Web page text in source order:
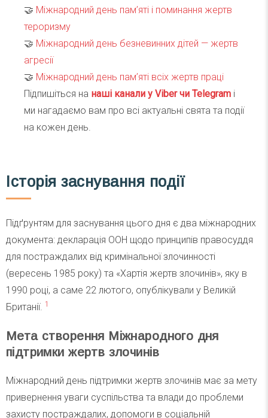
🤝 Міжнародний день пам’яті і поминання жертв
тероризму
🤝 Міжнародний день безневинних дітей — жертв
агресії
🤝 Міжнародний день пам’яті всіх жертв праці
Підпишіться на наші канали у Viber чи Telegram і
ми нагадаємо вам про всі актуальні свята та події
на кожен день.
Історія заснування події
Підґрунтям для заснування цього дня є два міжнародних
документа: декларація ООН щодо принципів правосуддя
для постраждалих від кримінальної злочинності
(вересень 1985 року) та «Хартія жертв злочинів», яку в
1990 році, а саме 22 лютого, опублікували у Великій
Британії. 1
Мета створення Міжнародного дня
підтримки жертв злочинів
Міжнародний день підтримки жертв злочинів має за мету
привернення уваги суспільства та влади до проблеми
захисту постраждалих, допомоги в соціальній